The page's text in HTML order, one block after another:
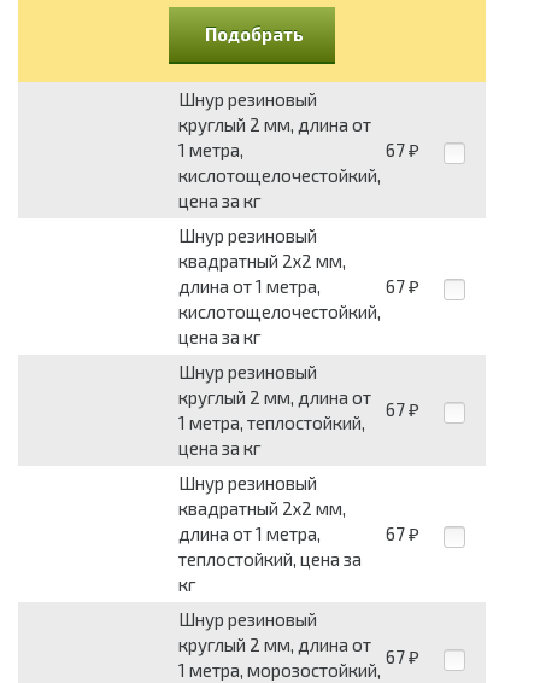
Подобрать
Шнур резиновый
круглый 2 мм, длина от
1 метра,
кислотощелочестойкий,
цена за кг
67 ₽
Шнур резиновый
квадратный 2x2 мм,
длина от 1 метра,
кислотощелочестойкий,
цена за кг
67 ₽
Шнур резиновый
круглый 2 мм, длина от
1 метра, теплостойкий,
цена за кг
67 ₽
Шнур резиновый
квадратный 2x2 мм,
длина от 1 метра,
теплостойкий, цена за
кг
67 ₽
Шнур резиновый
круглый 2 мм, длина от
1 метра, морозостойкий,
67 ₽